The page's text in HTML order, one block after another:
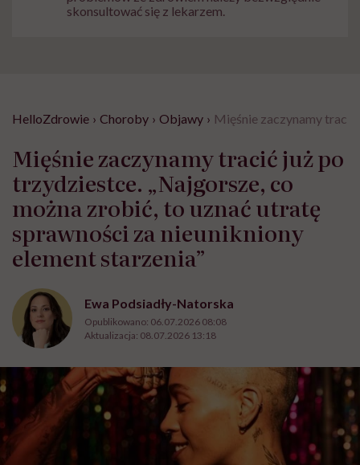
skonsultować się z lekarzem.
HelloZdrowie › Choroby › Objawy › Mięśnie zaczynamy tracić
Mięśnie zaczynamy tracić już po
trzydziestce. „Najgorsze, co
można zrobić, to uznać utratę
sprawności za nieunikniony
element starzenia”
Ewa Podsiadły-Natorska
Opublikowano: 06.07.2026 08:08
Aktualizacja: 08.07.2026 13:18